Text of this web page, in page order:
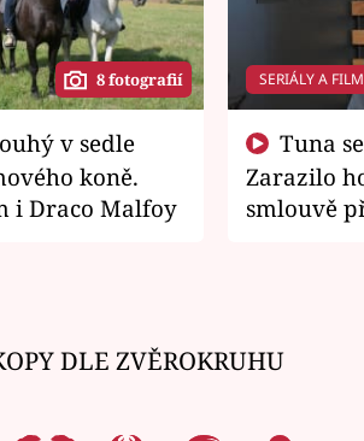
8 fotografií
koně.
i Draco Malfoy
SERIÁLY A
Zarazilo
smlouvě
DLE ZVĚROKRUHU